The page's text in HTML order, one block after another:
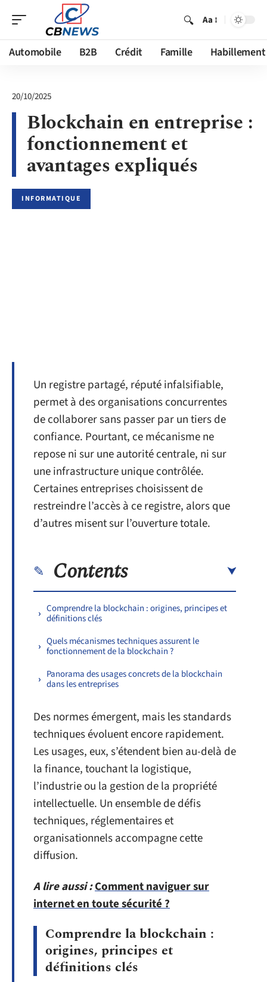
Aa
Automobile B2B Crédit Famille Habillement
20/10/2025
Blockchain en entreprise :
fonctionnement et
avantages expliqués
INFORMATIQUE
Un registre partagé, réputé infalsifiable,
permet à des organisations concurrentes
de collaborer sans passer par un tiers de
confiance. Pourtant, ce mécanisme ne
repose ni sur une autorité centrale, ni sur
une infrastructure unique contrôlée.
Certaines entreprises choisissent de
restreindre l’accès à ce registre, alors que
d’autres misent sur l’ouverture totale.
Contents
Comprendre la blockchain : origines, principes et
définitions clés
Quels mécanismes techniques assurent le
fonctionnement de la blockchain ?
Panorama des usages concrets de la blockchain
dans les entreprises
Des normes émergent, mais les standards
techniques évoluent encore rapidement.
Les usages, eux, s’étendent bien au-delà de
la finance, touchant la logistique,
l’industrie ou la gestion de la propriété
intellectuelle. Un ensemble de défis
techniques, réglementaires et
organisationnels accompagne cette
diffusion.
A lire aussi :Comment naviguer sur
internet en toute sécurité ?
Comprendre la blockchain :
origines, principes et
définitions clés